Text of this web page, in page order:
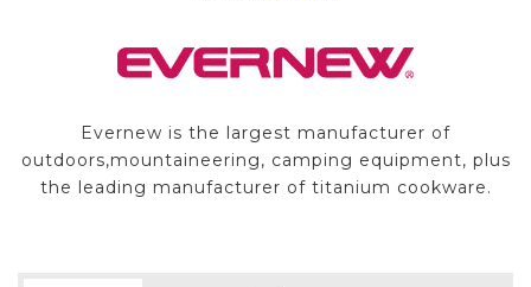
Evernew is the largest manufacturer of
outdoors,mountaineering, camping equipment, plus
the leading manufacturer of titanium cookware.